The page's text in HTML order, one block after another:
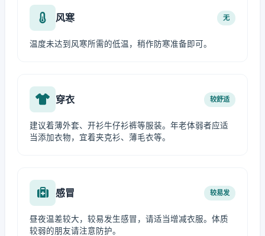
风寒 无
温度未达到风寒所需的低温，稍作防寒准备即可。
穿衣 较舒适
建议着薄外套、开衫牛仔衫裤等服装。年老体弱者应适
当添加衣物，宜着夹克衫、薄毛衣等。
感冒 较易发
昼夜温差较大，较易发生感冒，请适当增减衣服。体质
较弱的朋友请注意防护。